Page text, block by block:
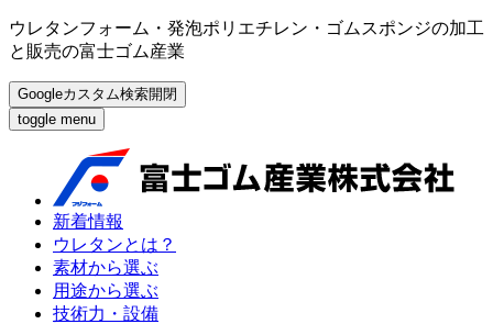
ウレタンフォーム・発泡ポリエチレン・ゴムスポンジの加工
と販売の富士ゴム産業
Googleカスタム検索開閉
toggle menu
新着情報
ウレタンとは？
素材から選ぶ
用途から選ぶ
技術力・設備